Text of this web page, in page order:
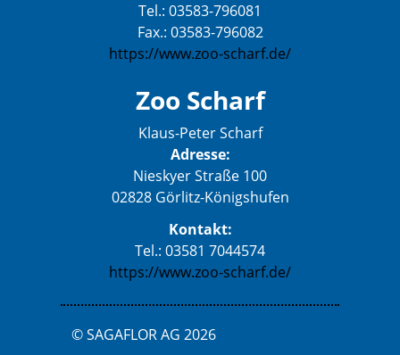
Tel.: 03583-796081
Fax.: 03583-796082
https://www.zoo-scharf.de/
Zoo Scharf
Klaus-Peter Scharf
Adresse:
Nieskyer Straße 100
02828 Görlitz-Königshufen
Kontakt:
Tel.: 03581 7044574
https://www.zoo-scharf.de/
© SAGAFLOR AG 2026